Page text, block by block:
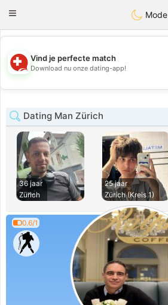
Suissi
Toggle
Mode
💖
💕
Vind je perfecte match
Download nu onze dating-app!
Dating Man Zürich
36 jaar
Zürich
25 jaar
Zürich (Kreis 1)
0.6/1